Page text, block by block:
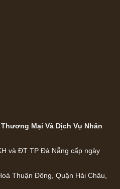
Mại Và Dịch Vụ Nhân
và ĐT TP Đà Nẵng cấp ngày
Thuận Đông, Quận Hải Châu,